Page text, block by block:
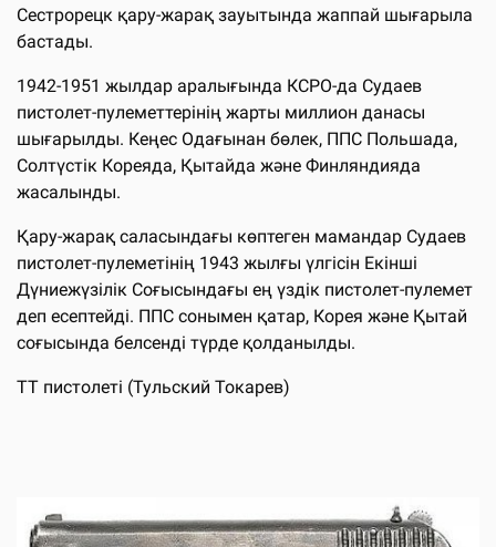
Сестрорецк қару-жарақ зауытында жаппай шығарыла
бастады.
1942-1951 жылдар аралығында КСРО-да Судаев
пистолет-пулеметтерінің жарты миллион данасы
шығарылды. Кеңес Одағынан бөлек, ППС Польшада,
Солтүстік Кореяда, Қытайда және Финляндияда
жасалынды.
Қару-жарақ саласындағы көптеген мамандар Судаев
пистолет-пулеметінің 1943 жылғы үлгісін Екінші
Дүниежүзілік Соғысындағы ең үздік пистолет-пулемет
деп есептейді. ППС сонымен қатар, Корея және Қытай
соғысында белсенді түрде қолданылды.
ТТ пистолеті (Тульский Токарев)